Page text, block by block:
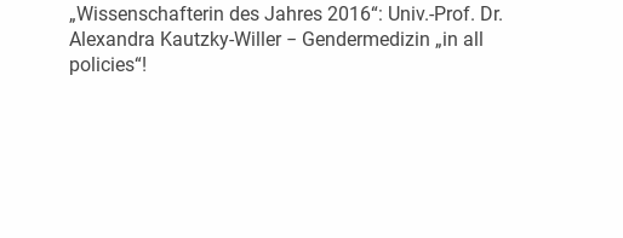
„Wissenschafterin des Jahres 2016“: Univ.-Prof. Dr.
Alexandra Kautzky-Willer − Gendermedizin „in all
policies“!